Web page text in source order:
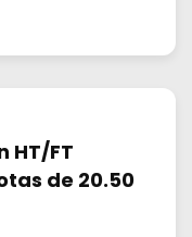
HT/FT
de 20.50